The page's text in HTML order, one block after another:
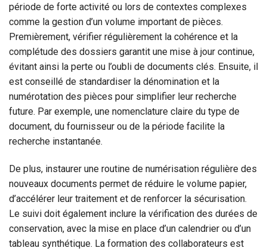
période de forte activité ou lors de contextes complexes
comme la gestion d’un volume important de pièces.
Premièrement, vérifier régulièrement la cohérence et la
complétude des dossiers garantit une mise à jour continue,
évitant ainsi la perte ou l’oubli de documents clés. Ensuite, il
est conseillé de standardiser la dénomination et la
numérotation des pièces pour simplifier leur recherche
future. Par exemple, une nomenclature claire du type de
document, du fournisseur ou de la période facilite la
recherche instantanée.
De plus, instaurer une routine de numérisation régulière des
nouveaux documents permet de réduire le volume papier,
d’accélérer leur traitement et de renforcer la sécurisation.
Le suivi doit également inclure la vérification des durées de
conservation, avec la mise en place d’un calendrier ou d’un
tableau synthétique. La formation des collaborateurs est